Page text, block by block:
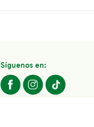
Síguenos en: